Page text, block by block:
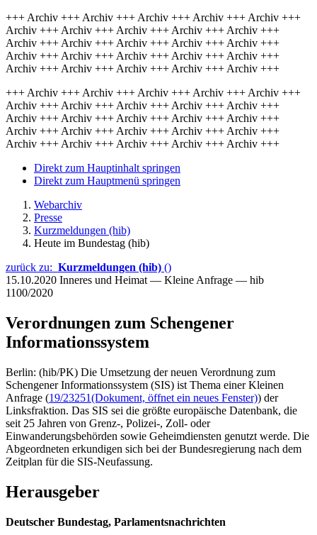
+++ Archiv +++ Archiv +++ Archiv +++ Archiv +++ Archiv +++
Archiv +++ Archiv +++ Archiv +++ Archiv +++ Archiv +++
Archiv +++ Archiv +++ Archiv +++ Archiv +++ Archiv +++
Archiv +++ Archiv +++ Archiv +++ Archiv +++ Archiv +++
Archiv +++ Archiv +++ Archiv +++ Archiv +++ Archiv +++
+++ Archiv +++ Archiv +++ Archiv +++ Archiv +++ Archiv +++
Archiv +++ Archiv +++ Archiv +++ Archiv +++ Archiv +++
Archiv +++ Archiv +++ Archiv +++ Archiv +++ Archiv +++
Archiv +++ Archiv +++ Archiv +++ Archiv +++ Archiv +++
Archiv +++ Archiv +++ Archiv +++ Archiv +++ Archiv +++
Direkt zum Hauptinhalt springen
Direkt zum Hauptmenü springen
Webarchiv
Presse
Kurzmeldungen (hib)
Heute im Bundestag (hib)
zurück zu: Kurzmeldungen (hib) ()
15.10.2020 Inneres und Heimat — Kleine Anfrage — hib
1100/2020
Verordnungen zum Schengener
Informationssystem
Berlin: (hib/PK) Die Umsetzung der neuen Verordnung zum
Schengener Informationssystem (SIS) ist Thema einer Kleinen
Anfrage (19/23251(Dokument, öffnet ein neues Fenster)) der
Linksfraktion. Das SIS sei die größte europäische Datenbank, die
seit 25 Jahren von Grenz-, Polizei-, Zoll- oder
Einwanderungsbehörden sowie Geheimdiensten genutzt werde. Die
Abgeordneten erkundigen sich bei der Bundesregierung nach dem
Zeitplan für die SIS-Neufassung.
Herausgeber
Deutscher Bundestag, Parlamentsnachrichten